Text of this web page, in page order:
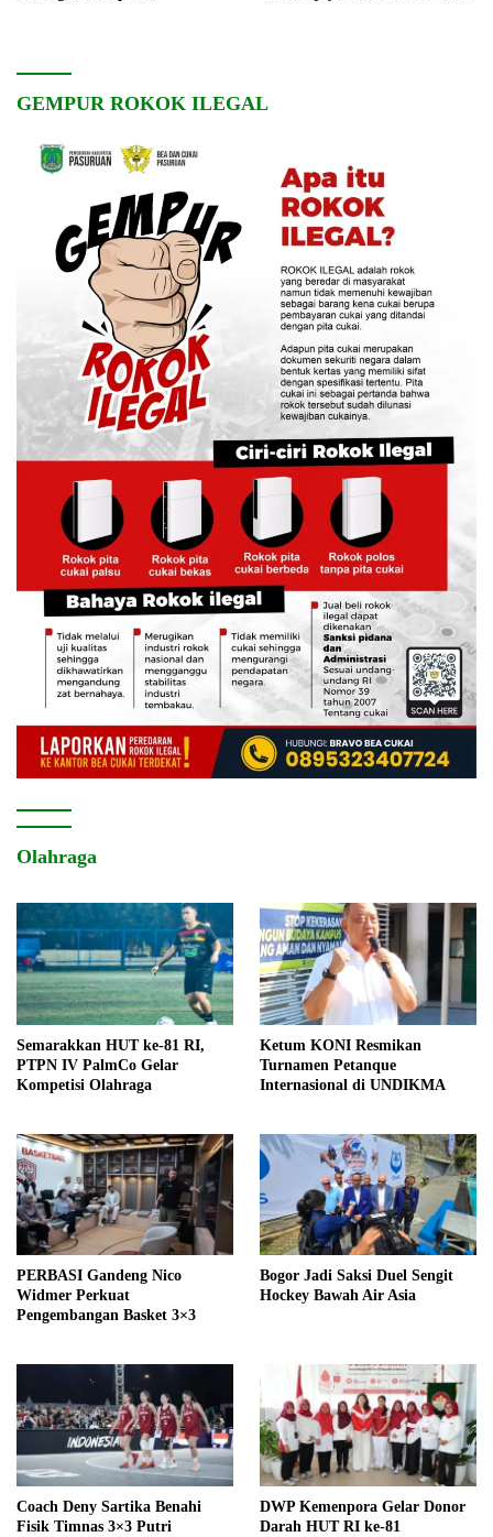
GEMPUR ROKOK ILEGAL
Olahraga
Semarakkan HUT ke-81 RI,
PTPN IV PalmCo Gelar
Kompetisi Olahraga
Ketum KONI Resmikan
Turnamen Petanque
Internasional di UNDIKMA
PERBASI Gandeng Nico
Widmer Perkuat
Pengembangan Basket 3×3
Bogor Jadi Saksi Duel Sengit
Hockey Bawah Air Asia
Coach Deny Sartika Benahi
Fisik Timnas 3×3 Putri
DWP Kemenpora Gelar Donor
Darah HUT RI ke-81